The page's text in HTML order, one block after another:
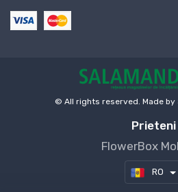
© All rights reserved. Made by
Prieteni
FlowerBox
RO